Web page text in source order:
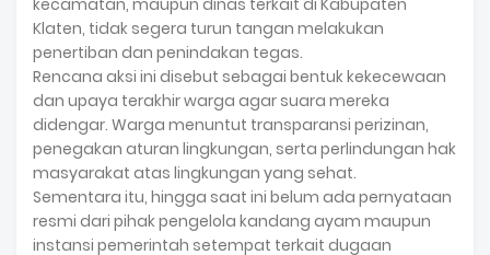
kecamatan, maupun dinas terkait di Kabupaten
Klaten, tidak segera turun tangan melakukan
penertiban dan penindakan tegas.
Rencana aksi ini disebut sebagai bentuk kekecewaan
dan upaya terakhir warga agar suara mereka
didengar. Warga menuntut transparansi perizinan,
penegakan aturan lingkungan, serta perlindungan hak
masyarakat atas lingkungan yang sehat.
Sementara itu, hingga saat ini belum ada pernyataan
resmi dari pihak pengelola kandang ayam maupun
instansi pemerintah setempat terkait dugaan